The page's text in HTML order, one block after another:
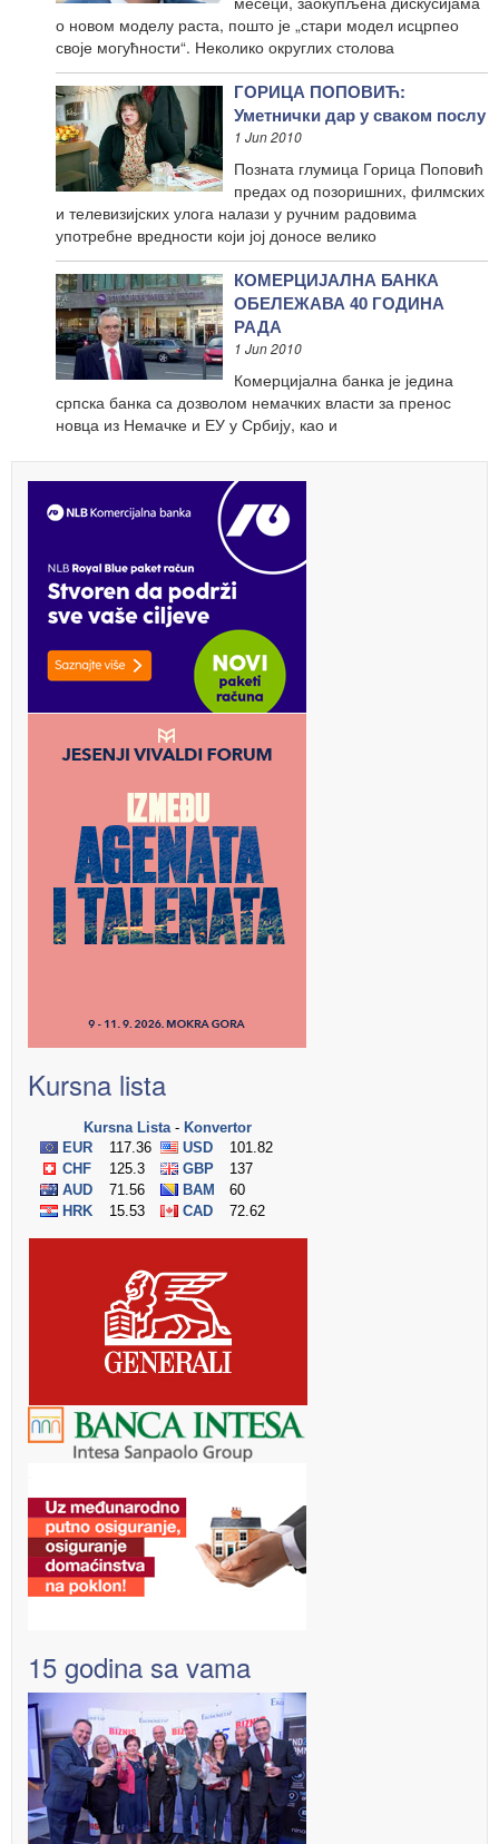
о новом моделу раста, пошто је „стари модел исцрпео
своје могућности“. Неколико округлих столова
ГОРИЦА ПОПОВИЋ:
Уметнички дар у сваком послу
1 Jun 2010
Позната глумица Горица Поповић
предах од позоришних, филмских
и телевизијских улога налази у ручним радовима
употребне вредности који јој доносе велико
КОМЕРЦИЈАЛНА БАНКА
ОБЕЛЕЖАВА 40 ГОДИНА
РАДА
1 Jun 2010
Комерцијална банка је једина
српска банка са дозволом немачких власти за пренос
новца из Немачке и ЕУ у Србију, као и
Kursna lista
15 godina sa vama